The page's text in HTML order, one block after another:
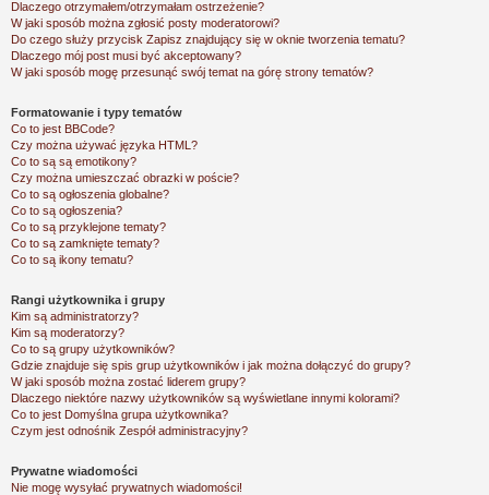
Dlaczego otrzymałem/otrzymałam ostrzeżenie?
W jaki sposób można zgłosić posty moderatorowi?
Do czego służy przycisk Zapisz znajdujący się w oknie tworzenia tematu?
Dlaczego mój post musi być akceptowany?
W jaki sposób mogę przesunąć swój temat na górę strony tematów?
Formatowanie i typy tematów
Co to jest BBCode?
Czy można używać języka HTML?
Co to są są emotikony?
Czy można umieszczać obrazki w poście?
Co to są ogłoszenia globalne?
Co to są ogłoszenia?
Co to są przyklejone tematy?
Co to są zamknięte tematy?
Co to są ikony tematu?
Rangi użytkownika i grupy
Kim są administratorzy?
Kim są moderatorzy?
Co to są grupy użytkowników?
Gdzie znajduje się spis grup użytkowników i jak można dołączyć do grupy?
W jaki sposób można zostać liderem grupy?
Dlaczego niektóre nazwy użytkowników są wyświetlane innymi kolorami?
Co to jest Domyślna grupa użytkownika?
Czym jest odnośnik Zespół administracyjny?
Prywatne wiadomości
Nie mogę wysyłać prywatnych wiadomości!